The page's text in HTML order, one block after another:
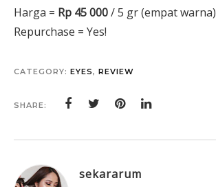
Harga = Rp 45 000/ 5 gr (empat warna)
Repurchase = Yes!
CATEGORY: EYES, REVIEW
SHARE:
sekararum